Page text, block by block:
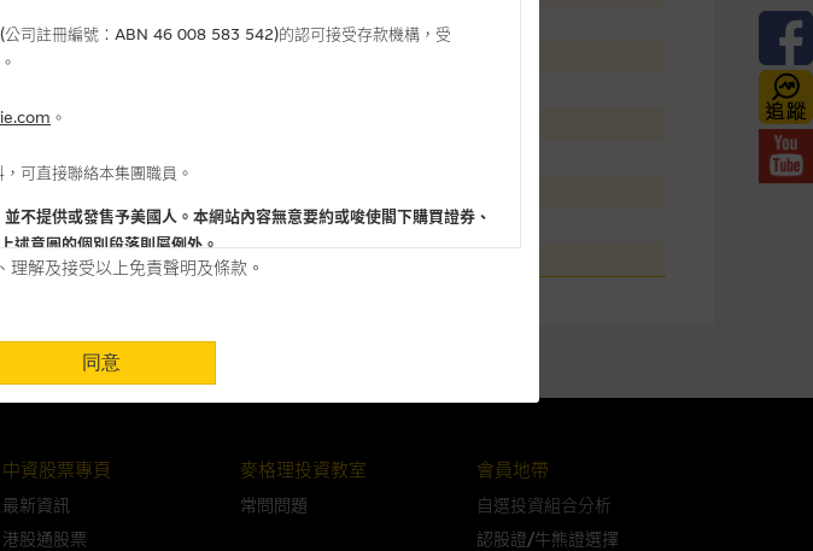
源股見1個月高位 留意招金購13837、紫國購13281
板見底上試10天綫 留意購15890、新上市沽16000
生科股早市跑出 留意康龍購29323
國泰周三業績高位爭持 留意購15717
小米發佈會後受壓 留意購29740、沽15096
司註冊編號：ABN 46 008 583 542)的認可接受存款機構，受
。
可直接聯絡本集團職員。
不提供或發售予美國人。本網站內容無意要約或唆使閣下購買證券、
述意圖的個別段落則屬例外。
理集團並無核實所有網站內容，故就閣下的目的而言，網站內容可能
其後變為明顯失實之地方。網站內容所載的意見、預測及其他資料可
，不構成我們提出的意見。所用假設及參數並非唯一可以合理選擇到
不作陳述，亦不保證任何所示的指示表現或回報將來會實現。過去業
均以真誠提供，然而，麥格理集團不作陳述，亦不保證網站內容在任
解及接受以上免責聲明及條款。
同意
中資股票專頁
最新資訊
港股通股票
麥格理投資教室
常問問題
會員地帶
自選投資組合分析
認股證/牛熊證選擇